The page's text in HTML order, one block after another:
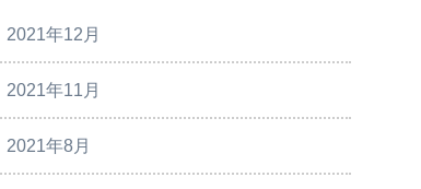
2021年12月
2021年11月
2021年8月